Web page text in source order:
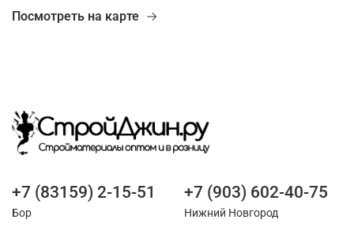
Посмотреть на карте
+7 (83159) 2-15-51
Бор
+7 (903) 602-40-75
Нижний Новгород